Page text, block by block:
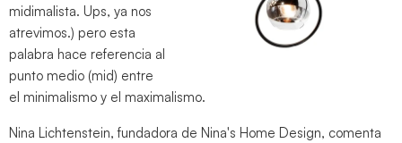
midimalista. Ups, ya nos
atrevimos.) pero esta
palabra hace referencia al
punto medio (mid) entre
el minimalismo y el maximalismo.
Nina Lichtenstein, fundadora de Nina's Home Design, comenta